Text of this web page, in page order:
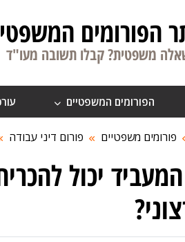
הפורומים
משפטית? קבלו תשובה מעו"ד
הפורומים המשפטיים
פורומים משפטיים פורום דיני עבודה
יכול